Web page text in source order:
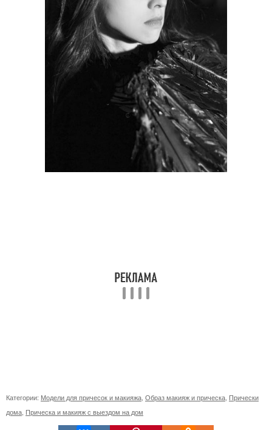
Категории: Модели для причесок и макияжа Образ макияж и прическа Прически
дома Прическа и макияж с выездом на дом